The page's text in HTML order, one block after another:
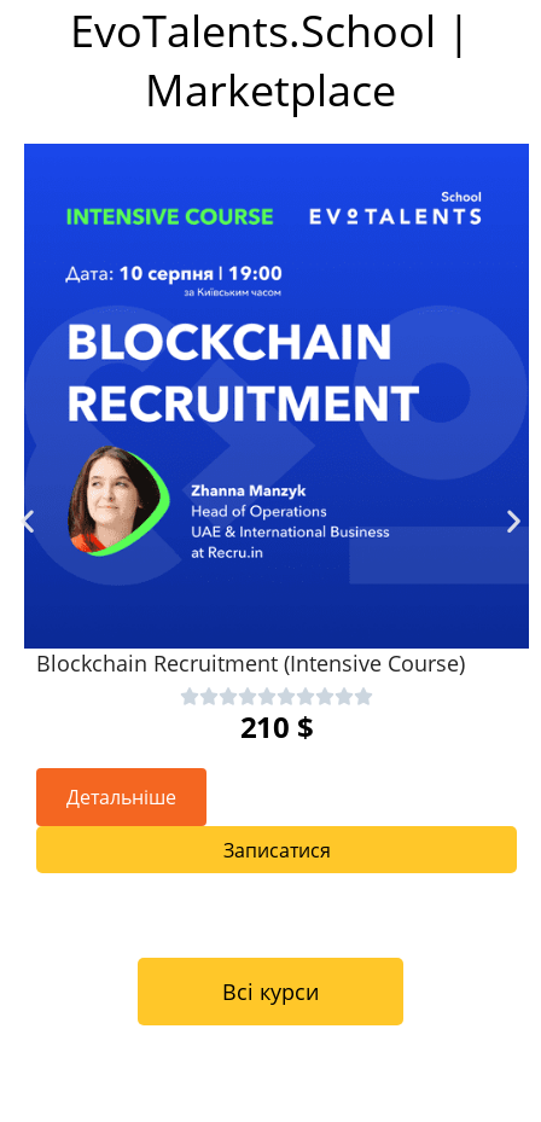
EvoTalents.School |
Marketplace
Blockchain Recruitment (Intensive Course)
210 $
Детальніше
Записатися
Всі курси